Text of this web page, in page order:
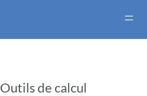
Outils de calcul